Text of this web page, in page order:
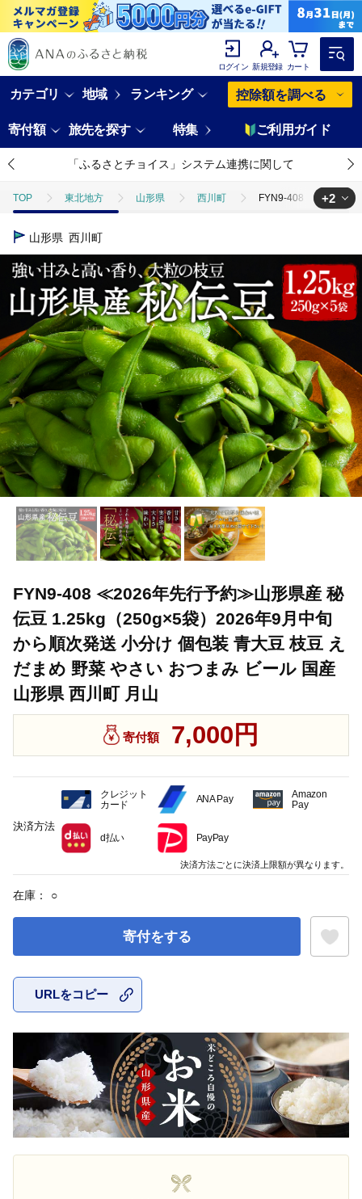
ログイン 新規登録 カート
カテゴリ 地域 ランキング 控除額を調べる
寄付額 旅先を探す 特集 ご利用ガイド
「ふるさとチョイス」システム連携に関して
TOP 東北地方 山形県 西川町 FYN9-408 ≪2026年先
TOP
FYN9-408 ≪2026年先行予約≫山形県産 秘伝
+2
山形県 西川町
FYN9-408 ≪2026年先行予約≫山形県産 秘
伝豆 1.25kg（250g×5袋）2026年9月中旬
から順次発送 小分け 個包装 青大豆 枝豆 え
だまめ 野菜 やさい おつまみ ビール 国産
山形県 西川町 月山
寄付額 7,000円
在庫： ○
寄付をする
URLをコピー
決済方法
クレジット
カード
ANA Pay
Amazon
Pay
d払い PayPay
決済方法ごとに決済上限額が異なります。